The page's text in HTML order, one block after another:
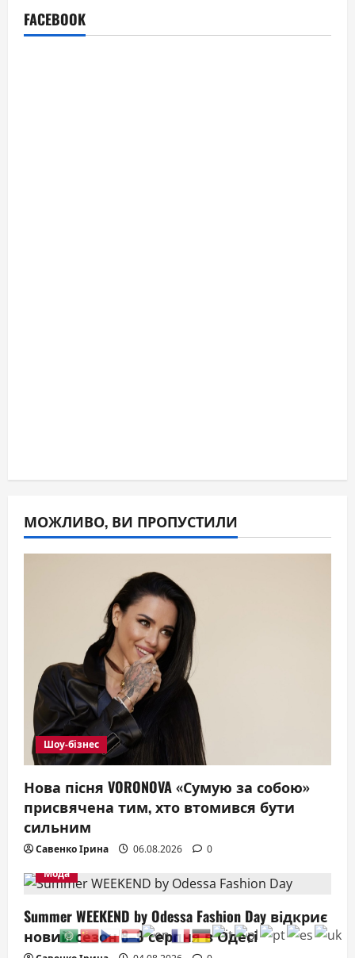
FACEBOOK
МОЖЛИВО, ВИ ПРОПУСТИЛИ
Шоу-бізнес
Нова пісня VORONOVA «Сумую за собою»
присвячена тим, хто втомився бути
сильним
Савенко Ірина 06.08.2026
0
Мода
Summer WEEKEND by Odessa Fashion Day відкриє
новий сезон 8–9 серпня в Одесі